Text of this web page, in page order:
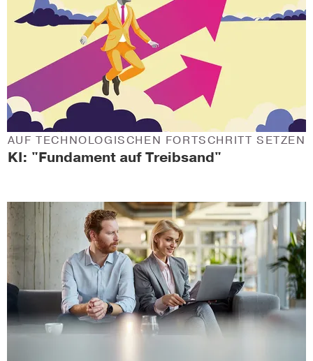
KI: "Fundament auf Treibsand"
AUF TECHNOLOGISCHEN FORTSCHRITT SETZEN